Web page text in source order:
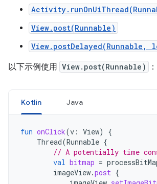
View.post(Runnable)
View.postDelayed(Runnable,
以下示例使用 View.post(Runnable) ：
Kotlin Java
fun onClick(v : View)
{
Thread(Runnable {
// A potentially time
val bitmap =
imageView.post {